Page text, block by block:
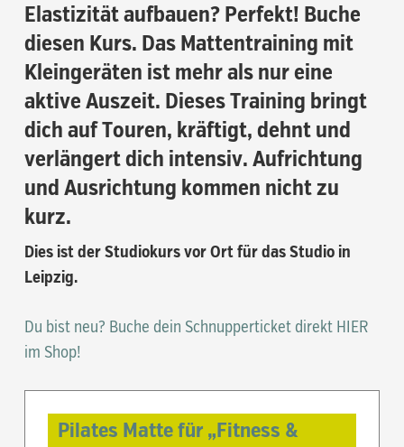
Elastizität aufbauen? Perfekt! Buche
diesen Kurs. Das Mattentraining mit
Kleingeräten ist mehr als nur eine
aktive Auszeit. Dieses Training bringt
dich auf Touren, kräftigt, dehnt und
verlängert dich intensiv. Aufrichtung
und Ausrichtung kommen nicht zu
kurz.
Dies ist der Studiokurs vor Ort für das Studio in
Leipzig.
Du bist neu? Buche dein Schnupperticket direkt HIER
im Shop!
Pilates Matte für „Fitness &